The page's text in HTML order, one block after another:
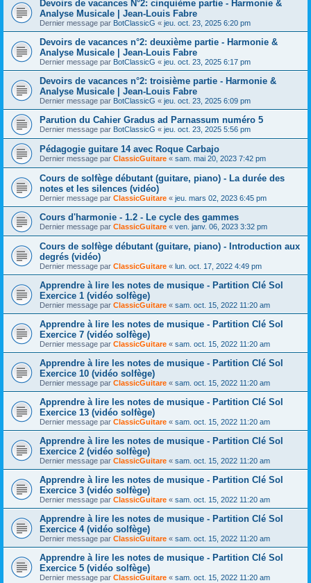
Devoirs de vacances N°2: cinquième partie - Harmonie &
Analyse Musicale | Jean-Louis Fabre
Dernier message par BotClassicG « jeu. oct. 23, 2025 6:20 pm
Devoirs de vacances n°2: deuxième partie - Harmonie &
Analyse Musicale | Jean-Louis Fabre
Dernier message par BotClassicG « jeu. oct. 23, 2025 6:17 pm
Devoirs de vacances n°2: troisième partie - Harmonie &
Analyse Musicale | Jean-Louis Fabre
Dernier message par BotClassicG « jeu. oct. 23, 2025 6:09 pm
Parution du Cahier Gradus ad Parnassum numéro 5
Dernier message par BotClassicG « jeu. oct. 23, 2025 5:56 pm
Pédagogie guitare 14 avec Roque Carbajo
Dernier message par ClassicGuitare « sam. mai 20, 2023 7:42 pm
Cours de solfège débutant (guitare, piano) - La durée des
notes et les silences (vidéo)
Dernier message par ClassicGuitare « jeu. mars 02, 2023 6:45 pm
Cours d'harmonie - 1.2 - Le cycle des gammes
Dernier message par ClassicGuitare « ven. janv. 06, 2023 3:32 pm
Cours de solfège débutant (guitare, piano) - Introduction aux
degrés (vidéo)
Dernier message par ClassicGuitare « lun. oct. 17, 2022 4:49 pm
Apprendre à lire les notes de musique - Partition Clé Sol
Exercice 1 (vidéo solfège)
Dernier message par ClassicGuitare « sam. oct. 15, 2022 11:20 am
Apprendre à lire les notes de musique - Partition Clé Sol
Exercice 7 (vidéo solfège)
Dernier message par ClassicGuitare « sam. oct. 15, 2022 11:20 am
Apprendre à lire les notes de musique - Partition Clé Sol
Exercice 10 (vidéo solfège)
Dernier message par ClassicGuitare « sam. oct. 15, 2022 11:20 am
Apprendre à lire les notes de musique - Partition Clé Sol
Exercice 13 (vidéo solfège)
Dernier message par ClassicGuitare « sam. oct. 15, 2022 11:20 am
Apprendre à lire les notes de musique - Partition Clé Sol
Exercice 2 (vidéo solfège)
Dernier message par ClassicGuitare « sam. oct. 15, 2022 11:20 am
Apprendre à lire les notes de musique - Partition Clé Sol
Exercice 3 (vidéo solfège)
Dernier message par ClassicGuitare « sam. oct. 15, 2022 11:20 am
Apprendre à lire les notes de musique - Partition Clé Sol
Exercice 4 (vidéo solfège)
Dernier message par ClassicGuitare « sam. oct. 15, 2022 11:20 am
Apprendre à lire les notes de musique - Partition Clé Sol
Exercice 5 (vidéo solfège)
Dernier message par ClassicGuitare « sam. oct. 15, 2022 11:20 am